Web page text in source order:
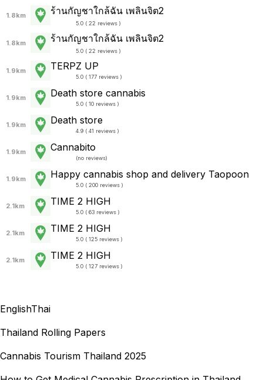
1.8km ร้านกัญชาใกล้ฉัน เพลินจิต2
5.0 ( 22 reviews )
1.8km ร้านกัญชาใกล้ฉัน เพลินจิต2
5.0 ( 22 reviews )
1.9km TERPZ UP
5.0 ( 177 reviews )
1.9km Death store cannabis
5.0 ( 10 reviews )
1.9km Death store
4.9 ( 41 reviews )
1.9km Cannabito
(no reviews)
1.9km Happy cannabis shop and delivery Taopoon
5.0 ( 200 reviews )
2.1km TIME 2 HIGH
5.0 ( 63 reviews )
2.1km TIME 2 HIGH
5.0 ( 125 reviews )
2.1km TIME 2 HIGH
5.0 ( 127 reviews )
EnglishThai
Thailand Rolling Papers
Cannabis Tourism Thailand 2025